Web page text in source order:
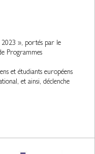
2023 », portés par le
Programmes
et étudiants européens
et ainsi, déclenche